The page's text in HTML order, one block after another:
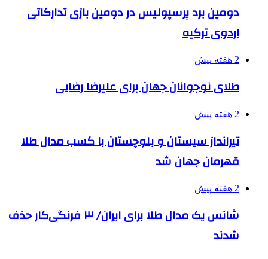
دومین برد پرسپولیس در دومین بازی تدارکاتی
اردوی ترکیه
2 هفته پیش
طلای نوجوانان جهان برای علیرضا رضایی
2 هفته پیش
تیرانداز سیستان و بلوچستان با کسب مدال طلا
قهرمان جهان شد
2 هفته پیش
شانس یک مدال طلا برای ایران/ ۳ فرنگی‌کار حذف
شدند